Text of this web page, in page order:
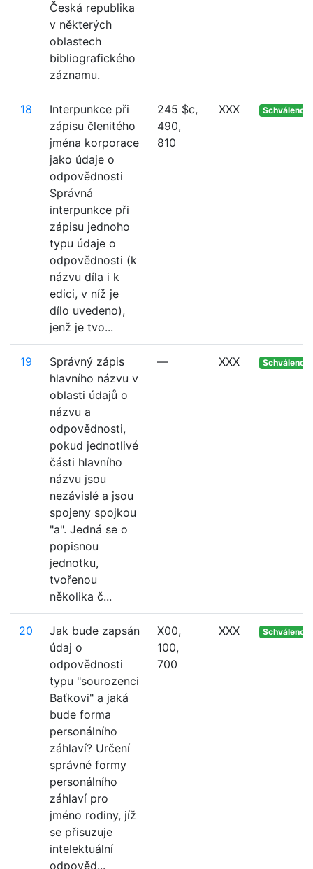
Česká republika
v některých
oblastech
bibliografického
záznamu.
18
Interpunkce při
zápisu členitého
jména korporace
jako údaje o
odpovědnosti
Správná
interpunkce při
zápisu jednoho
typu údaje o
odpovědnosti (k
názvu díla i k
edici, v níž je
dílo uvedeno),
jenž je tvo...
245 $c,
490,
810
XXX Schváleno
19
Správný zápis
hlavního názvu v
oblasti údajů o
názvu a
odpovědnosti,
pokud jednotlivé
části hlavního
názvu jsou
nezávislé a jsou
spojeny spojkou
"a". Jedná se o
popisnou
jednotku,
tvořenou
několika č...
— XXX Schváleno
20
Jak bude zapsán
údaj o
odpovědnosti
typu "sourozenci
Baťkovi" a jaká
bude forma
personálního
záhlaví? Určení
správné formy
personálního
záhlaví pro
jméno rodiny, jíž
se přisuzuje
intelektuální
odpověd...
X00,
100,
700
XXX Schváleno